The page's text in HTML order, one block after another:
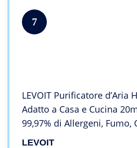
7
LEVOIT Purificatore d’Aria
Adatto a Casa e Cucina
99,97% di Allergeni, Fumo,
Dander di Pet, Luce
LEVOIT